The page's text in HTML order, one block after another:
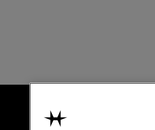
使用条款